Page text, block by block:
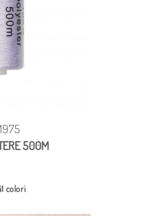
500M
colori